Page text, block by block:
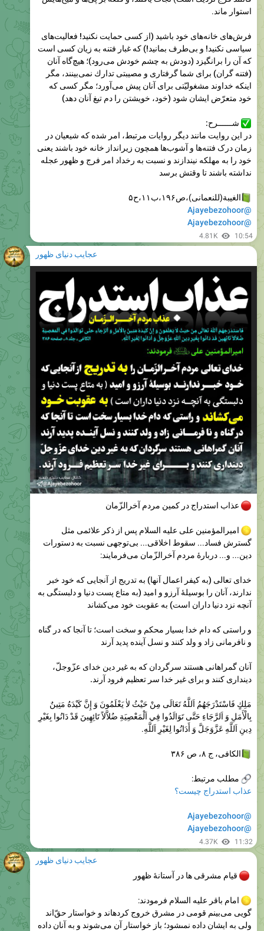
فرش‌های خانه‌های‌ خود باشيد (از کسی حمایت نکنید! فعاليت‌های‌
كه آن را برانگيزد (دودش به چشم خودش می‌رود)؛ هيچ‌گاه آنان
(فتنه گران) برای‌ شما گرفتاری‌ و مصيبتی‌ تدارك نمی‌‌بينند، مگر
اينكه خداوند مشغوليّتی‌ برای‌ آنان پيش می‌‌آورد؛ مگر كسی‌ كه
خود متعرّض ايشان شود (خود، خويشتن را دم تيغ آنان دهد)
شــــــرح:
زمان درک فتنه‌ها و آشوب‌ها همچون زیرانداز خانه خود باشند یعنی
خود را به مهلکه نیندازند و نسبت به رخداد امر فرج و ظهور عجله
نداشته باشند تا وقتش برسد
الغيبة(للنعمانی)،ص۱۹۶،ب۱۱،ح۵
@Ajayebezohoor
4.81K 10:54
عذاب استدراج در کمین مردم آخرالزّمان
امیرالمؤمنین علی علیه السلام پس از ذکر علائمی مثل
دین... و... دربارهٔ مردم آخرالزّمان می‌فرمایند:
خدای‌ تعالی‌ (به کیفر اعمال آنها) به تدريج از آنجایی‌ كه خود خبر
آنچه نزد دنيا داران است) به عقوبت خود می‌كشاند
و راستی‌ كه دام خدا بسيار محكم و سخت است؛ تا آنجا كه در گناه
آنان گمراهانی‌ هستند سرگردان كه به غير دين خدای‌ عزّوجلّ،
مَلِكٍ فَاسْتَدْرَجَهُمُ اَللَّهُ تَعَالَی‌ مِنْ حَيْثُ لاٰ يَعْلَمُونَ وَ إِنَّ كَيْدَهُ مَتِينٌ
دِينِ اَللَّهِ عَزَّوَجَلَّ وَ أَدَانُوا لِغَيْرِ اَللَّهِ.
الکافی، ج ۸، ص ۳۸۶
مطلب مرتبط:
@Ajayebezohoor
4.37K 11:32
قیام مشرقی ها در آستانهٔ ظهور
امام باقر عليه السلام فرمودند:
ولى به ايشان داده نمى‏شود؛ باز خواستار آن مى‌شوند و به آنان داده
نمى‌شود؛ پس چون چنين مى‌بينند شمشيرهاى خود را بر گردن‌های
خويش مى‏گذارند و آنچه مى‌طلبیدند به ايشان داده شود ولى